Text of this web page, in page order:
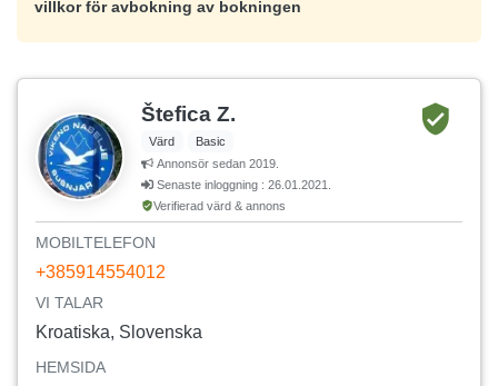
villkor för avbokning av bokningen
Štefica Z.
Värd
Basic
Annonsör sedan 2019.
Senaste inloggning : 26.01.2021.
Verifierad värd & annons
MOBILTELEFON
+385914554012
VI TALAR
Kroatiska, Slovenska
HEMSIDA